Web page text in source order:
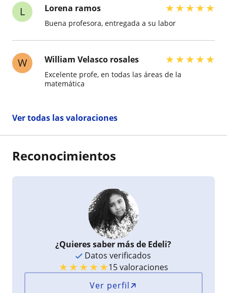
L Lorena ramos ★★★★★
Buena profesora, entregada a su labor
W William Velasco rosales ★★★★★
Excelente profe, en todas las áreas de la
matemática
Ver todas las valoraciones
Reconocimientos
¿Quieres saber más de Edeli?
Datos verificados
★★★★★15 valoraciones
Ver perfil